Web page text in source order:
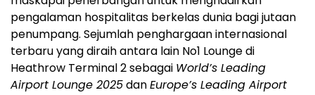
pengalaman hospitalitas berkelas dunia bagi jutaan
penumpang. Sejumlah penghargaan internasional
terbaru yang diraih antara lain No1 Lounge di
Heathrow Terminal 2 sebagai World’s Leading
Airport Lounge 2025danEurope’s Leading Airport